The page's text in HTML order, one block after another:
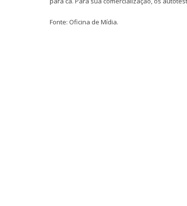
Fonte: Oficina de Mídia.